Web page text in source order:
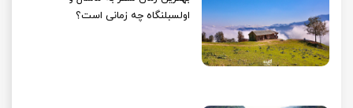
اولسبلنگاه چه زمانی است؟